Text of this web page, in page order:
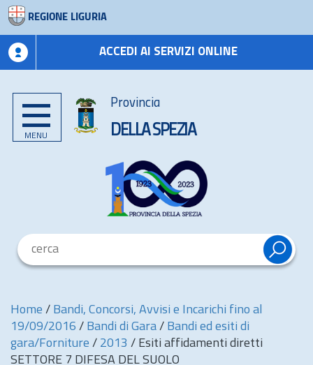
REGIONE LIGURIA
ACCEDI AI SERVIZI ONLINE
MENU
Provincia
DELLA SPEZIA
Home / Bandi, Concorsi, Avvisi e Incarichi fino al
19/09/2016 / Bandi di Gara / Bandi ed esiti di
gara/Forniture / 2013 / Esiti affidamenti diretti
SETTORE 7 DIFESA DEL SUOLO